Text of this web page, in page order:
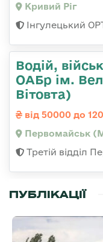
Кривий Ріг
Інгулецький
Водій,
ОАБр ім.
Вітовта)
від 50000 до
Первомайськ
Третій відділ
ПУБЛІКАЦІЇ